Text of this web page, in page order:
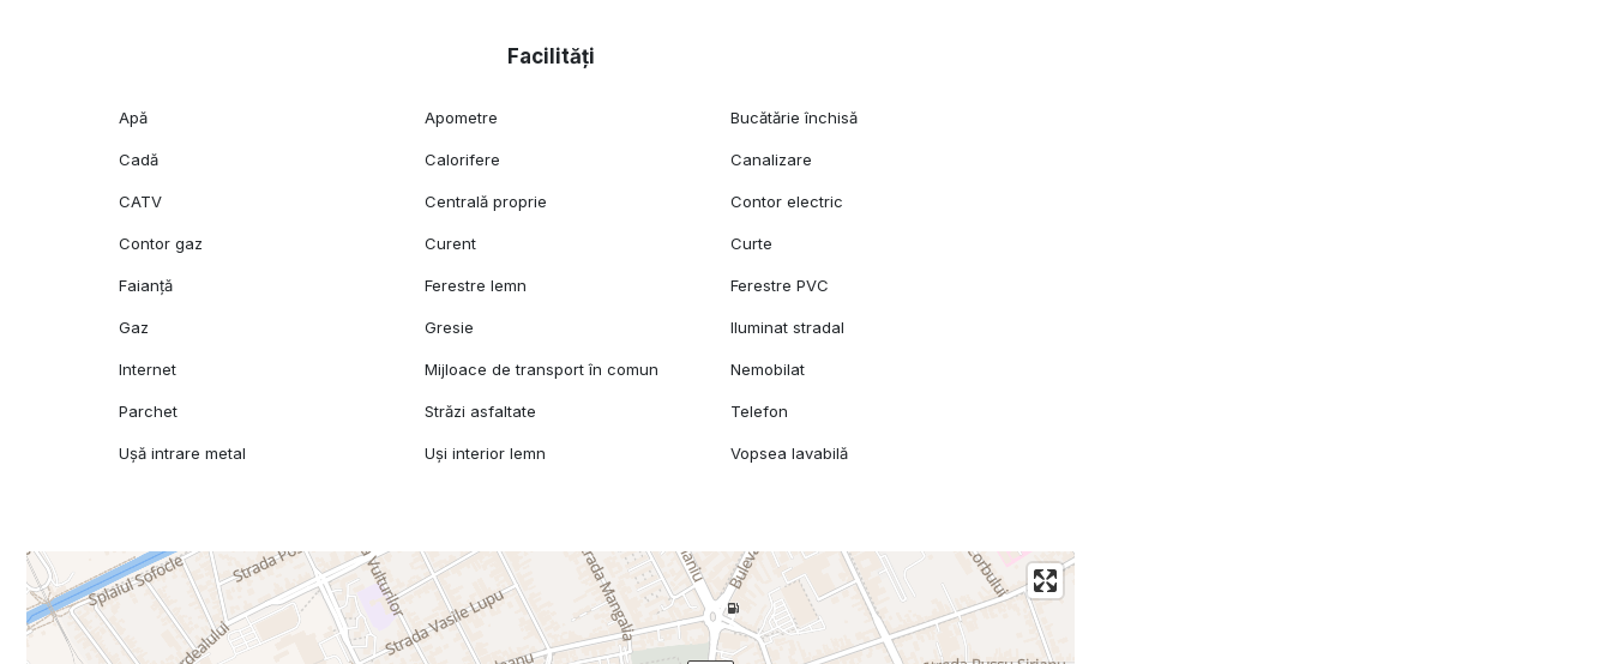
Facilități
Apă Apometre Bucătărie închisă
Cadă Calorifere Canalizare
CATV Centrală proprie Contor electric
Contor gaz Curent Curte
Faianță Ferestre lemn Ferestre PVC
Gaz Gresie Iluminat stradal
Internet Mijloace de transport în comun Nemobilat
Parchet Străzi asfaltate Telefon
Ușă intrare metal Uși interior lemn Vopsea lavabilă